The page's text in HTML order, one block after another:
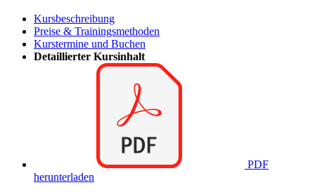
Kursbeschreibung
Preise & Trainingsmethoden
Kurstermine und Buchen
Detaillierter Kursinhalt
PDF
herunterladen